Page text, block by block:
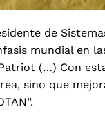
de
mundial en
(…) Con
sino que